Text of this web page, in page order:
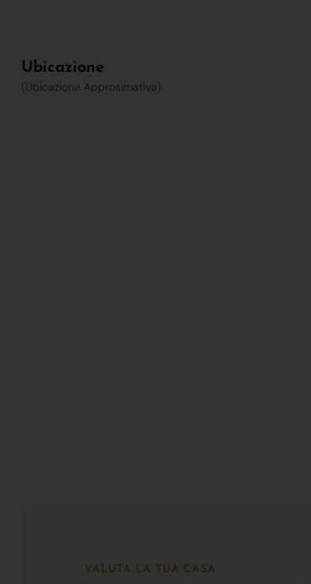
Ubicazione
(Ubicazione Approsimativa)
VALUTA LA TUA CASA